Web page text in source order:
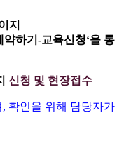
지
약하기 -교육신청‘을 통
신청 및 현장접수
, 확인을 위해 담당자가